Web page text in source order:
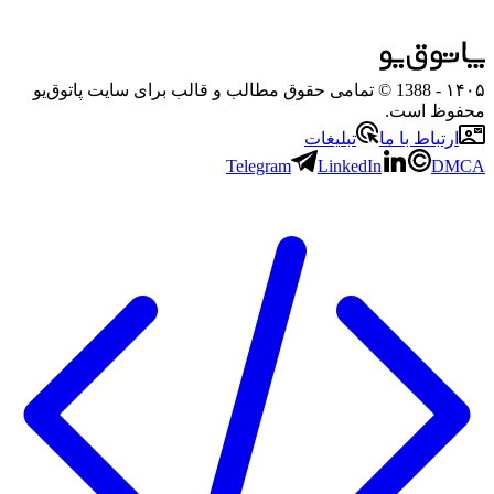
۱۴۰۵
- 1388 © تمامی حقوق مطالب و قالب برای سایت پاتوق‌یو
محفوظ است.
ارتباط با ما
تبلیغات
Telegram
LinkedIn DMCA